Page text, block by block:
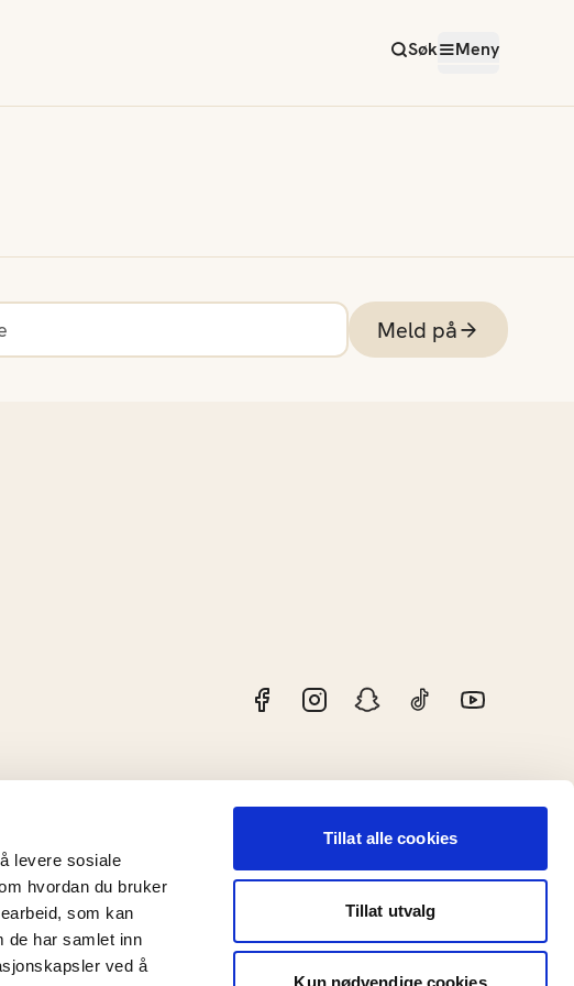
levere sosiale
hvordan du bruker
som kan
de har samlet inn
ved å
Tillat alle cookies
Tillat utvalg
Kun nødvendige cookies
Søk Meny
Meld på